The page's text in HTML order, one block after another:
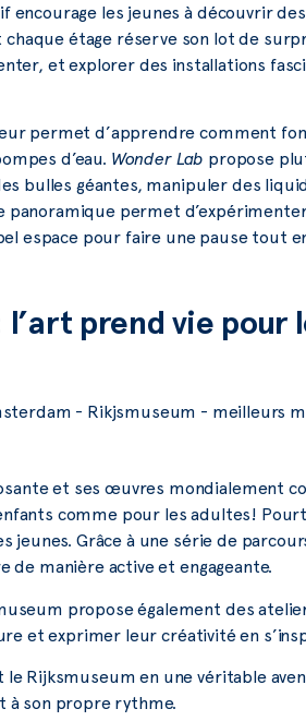
encourage les jeunes à découvrir
étage réserve son lot de
et explorer des installations
permet d’apprendre comment
d’eau. Wonder Lab propose
bulles géantes, manipuler des
permet d’expérimenter
espace pour faire une pause tout
l’art prend vie pour
et ses œuvres mondialement
comme pour les adultes!
jeunes. Grâce à une série de
de manière active et engageante.
propose également des
et exprimer leur créativité en
Rijksmuseum en une véritable
à son propre rythme.